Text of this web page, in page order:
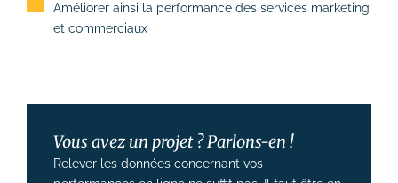
Améliorer ainsi la performance des services marketing
et commerciaux
Vous avez un projet ? Parlons-en !
Relever les données concernant vos